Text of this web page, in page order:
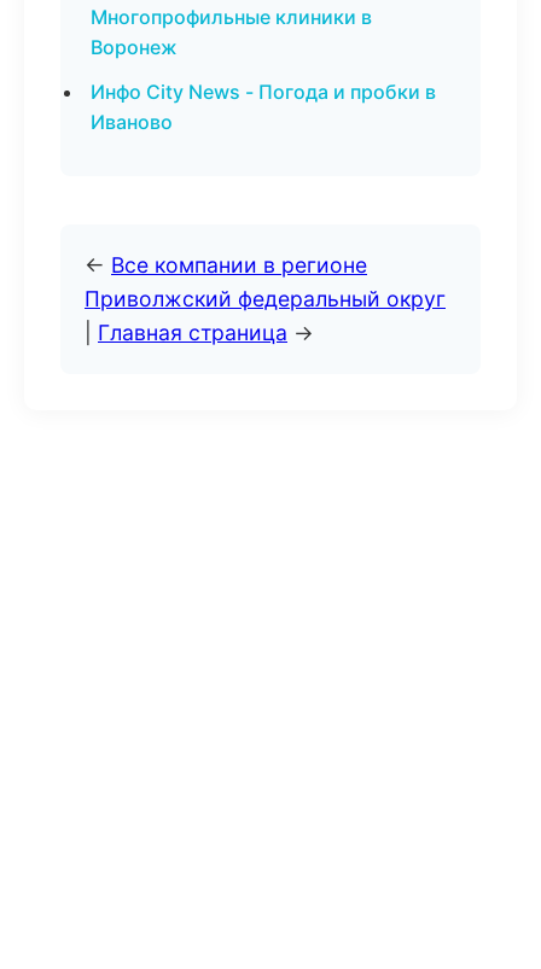
Многопрофильные клиники в
Воронеж
Инфо City News - Погода и пробки в
Иваново
← Все компании в регионе
Приволжский федеральный округ
Главная страница →